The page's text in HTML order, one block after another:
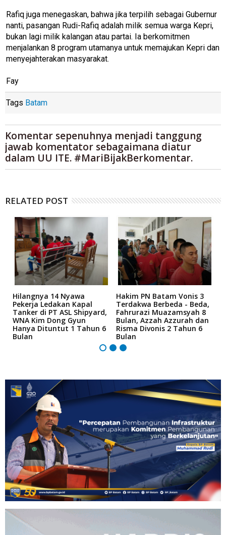
Rafiq juga menegaskan, bahwa jika terpilih sebagai Gubernur
nanti, pasangan Rudi-Rafiq adalah milik semua warga Kepri,
bukan lagi milik kalangan atau partai. Ia berkomitmen
menjalankan 8 program utamanya untuk memajukan Kepri dan
menyejahterakan masyarakat.
Fay
Tags Batam
Komentar sepenuhnya menjadi tanggung
jawab komentator sebagaimana diatur
dalam UU ITE. #MariBijakBerkomentar.
RELATED POST
Hilangnya 14 Nyawa
Pekerja Ledakan Kapal
Tanker di PT ASL Shipyard,
WNA Kim Dong Gyun
Hanya Dituntut 1 Tahun 6
Bulan
Hakim PN Batam Vonis 3
Terdakwa Berbeda - Beda,
Fahrurazi Muazamsyah 8
Bulan, Azzah Azzurah dan
Risma Divonis 2 Tahun 6
Bulan